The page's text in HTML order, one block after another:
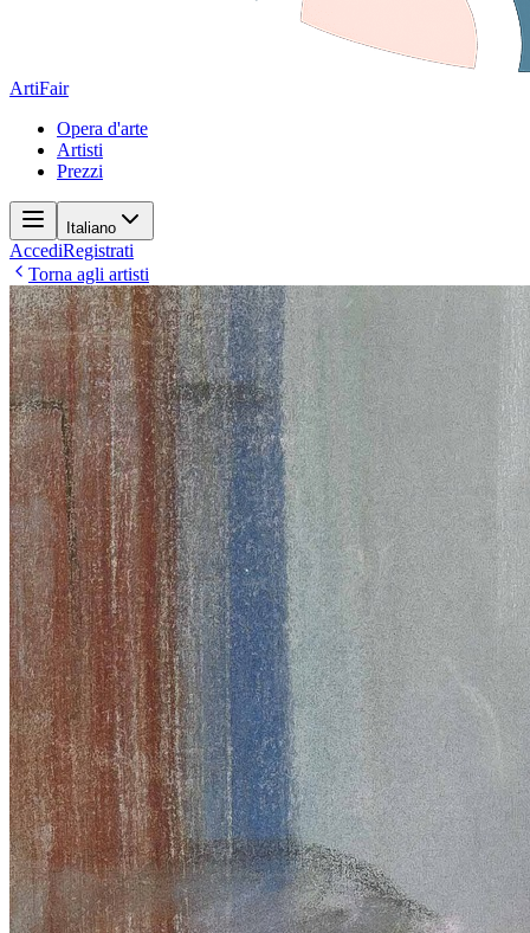
ArtiFair
Opera d'arte
Artisti
Prezzi
Italiano
AccediRegistrati
Torna agli artisti